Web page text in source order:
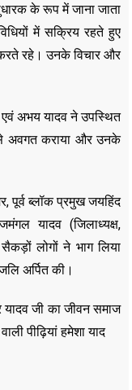
के रूप में जाना जाता
में सक्रिय रहते हुए
रहे। उनके विचार और
अभय यादव ने उपस्थित
अवगत कराया और उनके
पूर्व ब्लॉक प्रमुख जयहिंद
यादव (जिलाध्यक्ष,
लोगों ने भाग लिया
अर्पित की।
जी का जीवन समाज
पीढ़ियां हमेशा याद